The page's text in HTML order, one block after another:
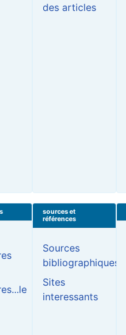
des articles
sources et
références
Sources
bibliographiques
Sites
interessants